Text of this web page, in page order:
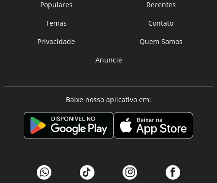
Populares
Recentes
Temas
Contato
Privacidade
Quem Somos
Anuncie
Baixe nosso aplicativo em: